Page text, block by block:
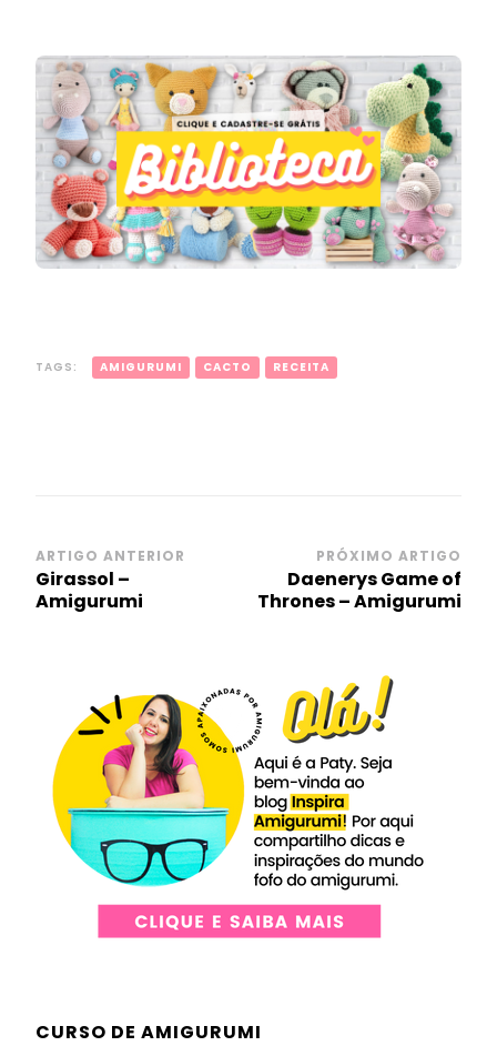
TAGS: AMIGURUMI CACTO RECEITA
Navegação
de
post
ARTIGO ANTERIOR
Girassol –
Amigurumi
PRÓXIMO ARTIGO
Daenerys Game of
Thrones – Amigurumi
CURSO DE AMIGURUMI